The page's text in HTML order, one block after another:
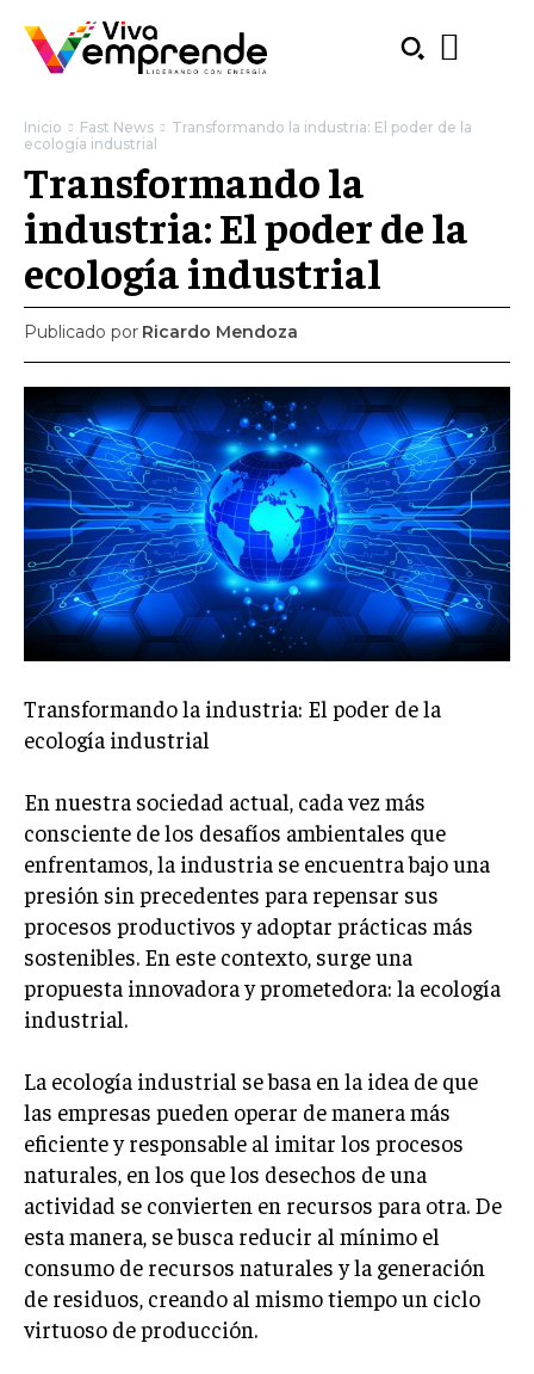
SUBSCRIBE
Welcome to Liberty Case
We have a curated list of the most noteworthy news from all
across the globe. With any subscription plan, you get access
toexclusive articlesthat let you stay ahead of the curve.
NEWS LIFESTYLE
LIFESTYLE
MARKETING
ESTRATEGIAS DE MARKETING
AGENCIAS DE MARKETING
AGENCIAS DE POSICIONAMIENTO WEB SEO
VENTA DE ENLACES
MARKETING DIGITAL
Inicio Fast News
Transformando la industria: El poder de la
ecología industrial
Transformando la
industria: El poder de la
ecología industrial
Publicado por Ricardo Mendoza
Transformando la industria: El poder de la
ecología industrial
En nuestra sociedad actual, cada vez más
consciente de los desafíos ambientales que
enfrentamos, la industria se encuentra bajo una
presión sin precedentes para repensar sus
procesos productivos y adoptar prácticas más
sostenibles. En este contexto, surge una
propuesta innovadora y prometedora: la ecología
industrial.
La ecología industrial se basa en la idea de que
las empresas pueden operar de manera más
eficiente y responsable al imitar los procesos
naturales, en los que los desechos de una
actividad se convierten en recursos para otra. De
esta manera, se busca reducir al mínimo el
consumo de recursos naturales y la generación
de residuos, creando al mismo tiempo un ciclo
virtuoso de producción.